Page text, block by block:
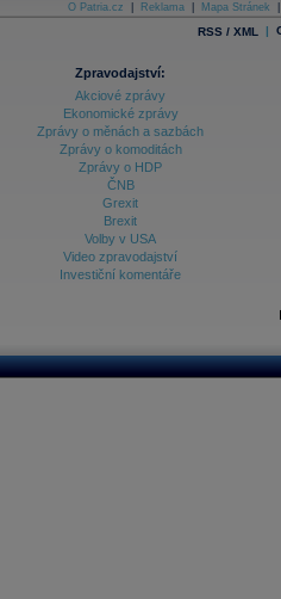
Archiv - Měsíční makroekonomické přehledy
Archiv - Vývoj české koruny
Archiv analýz - Makroukazatele
Ceny průmyslových výrobců - Data a prognózy
Ceny průmyslových výrobců - Graf (ČR)
Ceny průmyslových výrobců - Kalendář (ČR)
Ceny průmyslových výrobců - Zpravodajství
Databanka - Ceny
O Patria.cz Reklama Mapa Stránek
RSS / XML |
Zpravodajství:
Akciové zprávy
Ekonomické zprávy
Zprávy o měnách a sazbách
Zprávy o komoditách
Zprávy o HDP
ČNB
Grexit
Brexit
Volby v USA
Video zpravodajství
Investiční komentáře